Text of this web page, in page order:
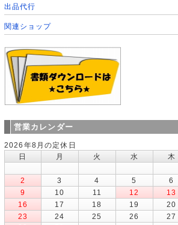
出品代行
関連ショップ
営業カレンダー
2026年8月の定休日
日
月 火 水 木
2
3 4 5 6
9
10 11 12 13
16
17 18 19 20
23
24 25 26 27